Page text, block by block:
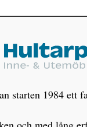
starten 1984 ett